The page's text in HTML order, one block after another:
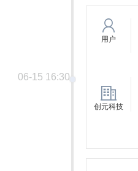
15 16:30
用户
创元科技